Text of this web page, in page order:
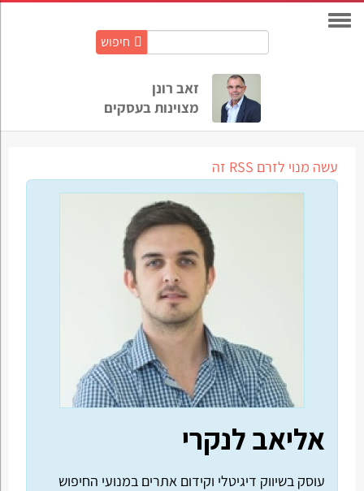
חיפוש
זאב רונן
מצוינות בעסקים
עשה מנוי לזרם RSS זה
אליאב לנקרי
עוסק בשיווק דיגיטלי וקידום אתרים במנועי החיפוש